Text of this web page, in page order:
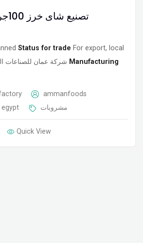
تصنيع شاى خرز 100جرام و 250جرام
Status for trade For export, local
شركة عمان للصناعات Manufacturing
ammanfoods
egypt مشروبات
Quick View